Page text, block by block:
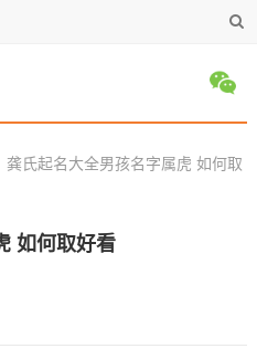
龚氏起名大全男孩名字属虎 如何取
如何取好看